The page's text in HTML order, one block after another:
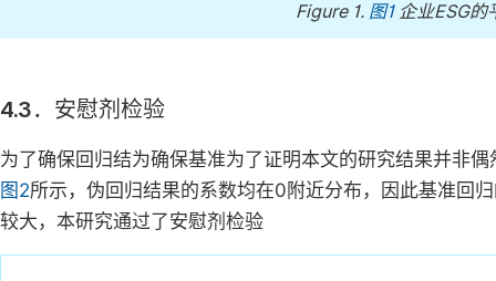
Figure 1. 图1企业ESG的
4.3．安慰剂检验
为了确保回归结为确保基准为了证明本文的研究结果并非
图2所示，伪回归结果的系数均在0附近分布，因此基准回
较大，本研究通过了安慰剂检验